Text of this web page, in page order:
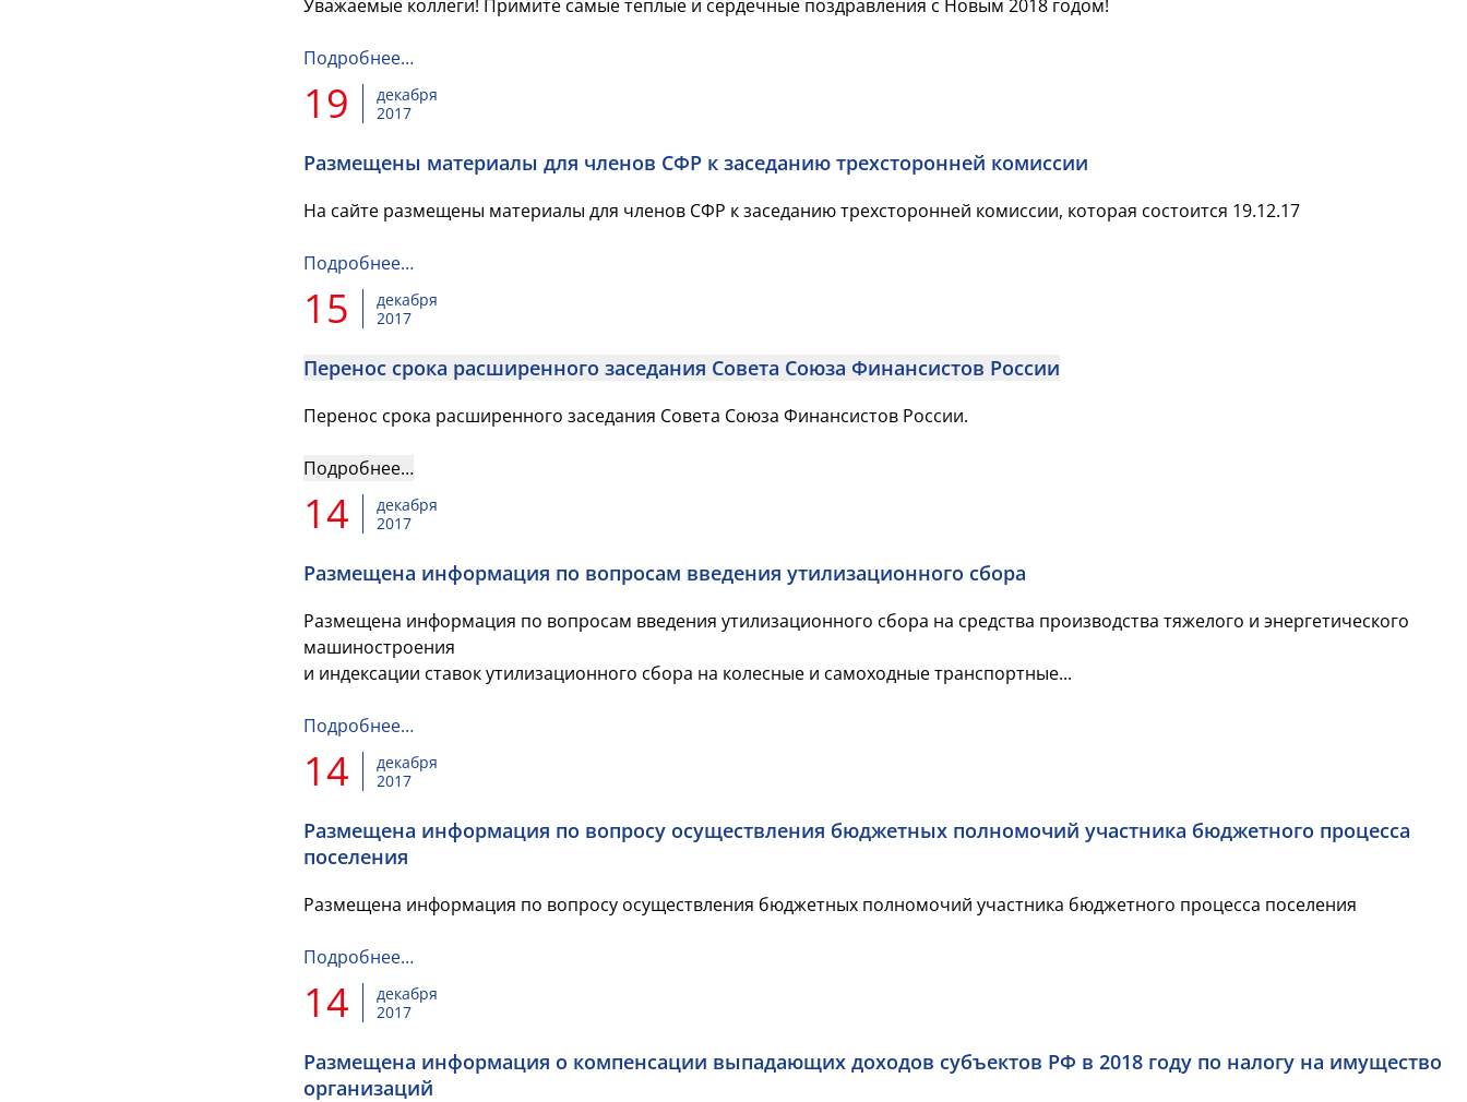
Уважаемые коллеги! Примите самые теплые и сердечные поздравления с Новым 2018 годом!
Подробнее…
19
декабря
2017
Размещены материалы для членов СФР к заседанию трехсторонней комиссии
На сайте размещены материалы для членов СФР к заседанию трехсторонней комиссии, которая состоится 19.12.17
Подробнее…
15
декабря
2017
Перенос срока расширенного заседания Совета Союза Финансистов России
Перенос срока расширенного заседания Совета Союза Финансистов России.
Подробнее…
14
декабря
2017
Размещена информация по вопросам введения утилизационного сбора
Размещена информация по вопросам введения утилизационного сбора на средства производства тяжелого и энергетического
машиностроения
и индексации ставок утилизационного сбора на колесные и самоходные транспортные...
Подробнее…
14
декабря
2017
Размещена информация по вопросу осуществления бюджетных полномочий участника бюджетного процесса
поселения
Размещена информация по вопросу осуществления бюджетных полномочий участника бюджетного процесса поселения
Подробнее…
14
декабря
2017
Размещена информация о компенсации выпадающих доходов субъектов РФ в 2018 году по налогу на имущество
организаций